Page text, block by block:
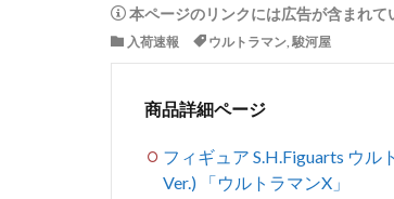
本ページのリンクには広告が含まれて
入荷速報 ウルトラマン, 駿河屋
商品詳細ページ
フィギュア S.H.Figuarts ウ
Ver.) 「ウルトラマンX」